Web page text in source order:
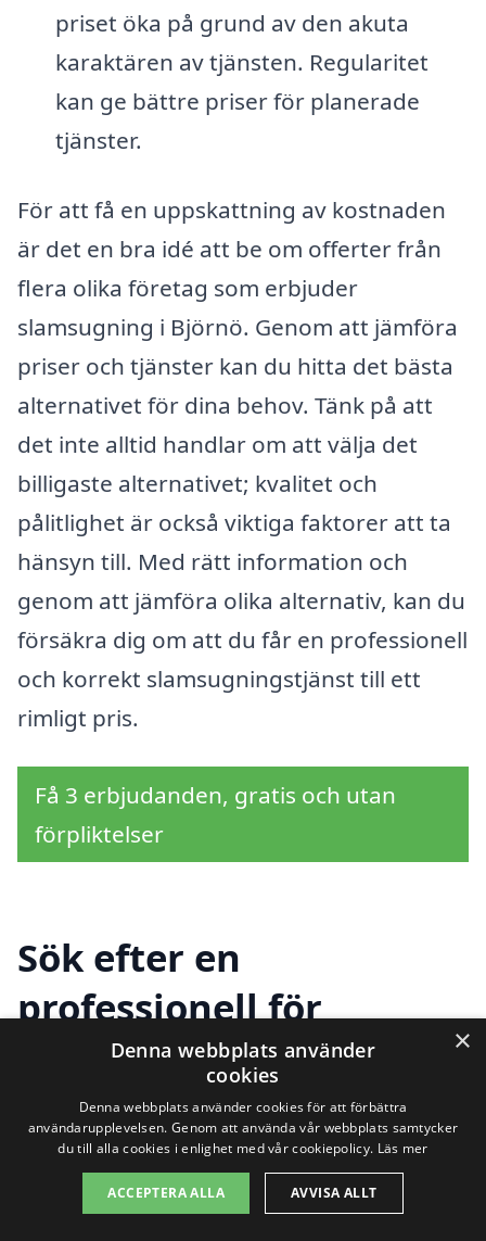
priset öka på grund av den akuta
karaktären av tjänsten. Regularitet
kan ge bättre priser för planerade
tjänster.
För att få en uppskattning av kostnaden
är det en bra idé att be om offerter från
flera olika företag som erbjuder
slamsugning i Björnö. Genom att jämföra
priser och tjänster kan du hitta det bästa
alternativet för dina behov. Tänk på att
det inte alltid handlar om att välja det
billigaste alternativet; kvalitet och
pålitlighet är också viktiga faktorer att ta
hänsyn till. Med rätt information och
genom att jämföra olika alternativ, kan du
försäkra dig om att du får en professionell
och korrekt slamsugningstjänst till ett
rimligt pris.
Få 3 erbjudanden, gratis och utan
förpliktelser
Sök efter en
professionell för
slamsugning i andra
städer nära Björnö
Att hitta hjälp för slamsugning i Björnö
×
Denna webbplats använder
cookies
Denna webbplats använder cookies för att förbättra
användarupplevelsen. Genom att använda vår webbplats samtycker
du till alla cookies i enlighet med vår cookiepolicy. Läs mer
ACCEPTERA ALLA AVVISA ALLT